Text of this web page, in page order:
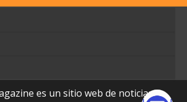
es un sitio web de noticias y